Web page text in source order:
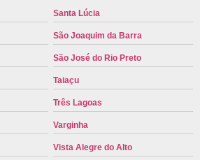
Santa Lúcia
São Joaquim da Barra
São José do Rio Preto
Taiaçu
Três Lagoas
Varginha
Vista Alegre do Alto